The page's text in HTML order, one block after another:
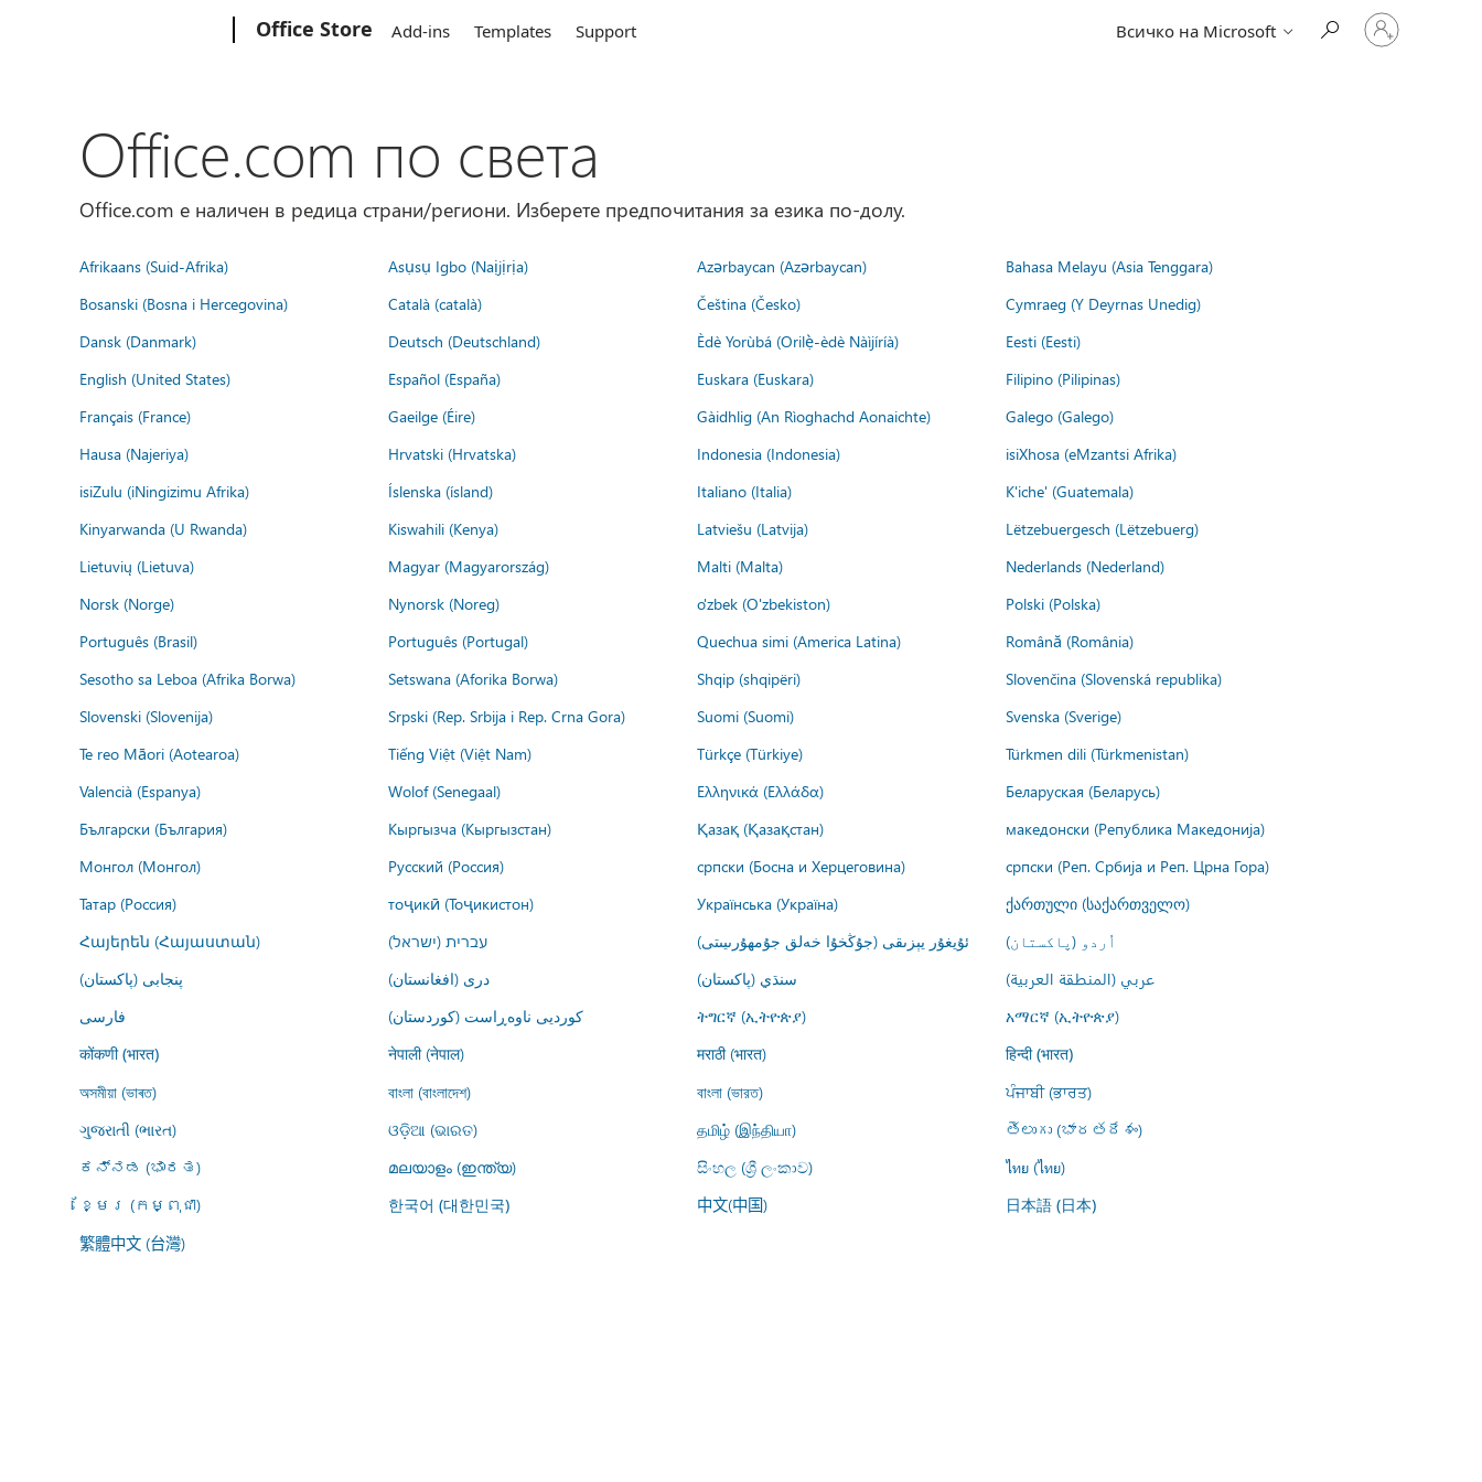
Office Store Add-ins Templates Support Всичко на Microsoft
Влезте
във
вашия
Office.com по света
Office.com е наличен в редица страни/региони. Изберете предпочитания за езика по-долу.
Afrikaans (Suid-Afrika) Asụsụ Igbo (Naịjịrịa) Azərbaycan (Azərbaycan)
Bahasa Melayu (Asia Tenggara)
Bosanski (Bosna i Hercegovina)
Català (català) Čeština (Česko)
Cymraeg (Y Deyrnas Unedig)
Dansk (Danmark)
Deutsch (Deutschland) Èdè Yorùbá (Orilẹ̀-èdè Nàìjíríà)
Eesti (Eesti)
English (United States)
Español (España) Euskara (Euskara)
Filipino (Pilipinas)
Français (France)
Gaeilge (Éire) Gàidhlig (An Rìoghachd Aonaichte)
Galego (Galego)
Hausa (Najeriya)
Hrvatski (Hrvatska) Indonesia (Indonesia)
isiXhosa (eMzantsi Afrika)
isiZulu (iNingizimu Afrika)
Íslenska (ísland) Italiano (Italia)
K'iche' (Guatemala)
Kinyarwanda (U Rwanda)
Kiswahili (Kenya) Latviešu (Latvija)
Lëtzebuergesch (Lëtzebuerg)
Lietuvių (Lietuva)
Magyar (Magyarország) Malti (Malta)
Nederlands (Nederland)
Norsk (Norge)
Nynorsk (Noreg) o'zbek (O'zbekiston)
Polski (Polska)
Português (Brasil)
Português (Portugal) Quechua simi (America Latina)
Română (România)
Sesotho sa Leboa (Afrika Borwa)
Setswana (Aforika Borwa) Shqip (shqipëri)
Slovenčina (Slovenská republika)
Slovenski (Slovenija)
Srpski (Rep. Srbija i Rep. Crna Gora) Suomi (Suomi)
Svenska (Sverige)
Te reo Māori (Aotearoa)
Tiếng Việt (Việt Nam) Türkçe (Türkiye)
Türkmen dili (Türkmenistan)
Valencià (Espanya)
Wolof (Senegaal) Ελληνικά (Ελλάδα)
Беларуская (Беларусь)
Български (България)
Кыргызча (Кыргызстан) Қазақ (Қазақстан)
македонски (Република Македонија)
Монгол (Монгол)
Русский (Россия) српски (Босна и Херцеговина)
српски (Реп. Србија и Реп. Црна Гора)
Татар (Россия)
тоҷикӣ (Тоҷикистон) Українська (Україна)
ქართული (საქართველო)
Հայերեն (Հայաստան)
עברית (ישראל) ئۇيغۇر يېزىقى (جۇڭخۇا خەلق جۇمھۇرىيىتى)
اُردو (پاکستان)
پنجابی (پاکستان)
درى (افغانستان) سنڌي (پاکستان)
عربي (المنطقة العربية)
فارسى
کوردیی ناوەڕاست (کوردستان) ትግርኛ (ኢትዮጵያ) አማርኛ (ኢትዮጵያ)
कोंकणी (भारत) नेपाली (नेपाल) मराठी (भारत) हिन्दी (भारत)
অসমীয়া (ভাৰত) বাংলা (বাংলাদেশ) বাংলা (ভারত)
ਪੰਜਾਬੀ (ਭਾਰਤ)
ગુજરાતી (ભારત)
ଓଡ଼ିଆ (ଭାରତ) தமிழ் (இந்தியா)
తెలుగు (భారతదేశం)
ಕನ್ನಡ (ಭಾರತ)
മലയാളം (ഇന്ത്യ) සිංහල (ශ්‍රී ලංකාව)
ไทย (ไทย)
ខ្មែរ (កម្ពុជា)
한국어 (대한민국) 中文(中国) 日本語 (日本)
繁體中文 (台灣)